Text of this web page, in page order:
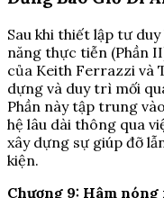
Sau khi thiết lập tư
năng thực tiễn (Phần
của Keith Ferrazzi và
dựng và duy trì mối
Phần này tập trung
hệ lâu dài thông qua
xây dựng sự giúp đỡ
kiện.
Chương 9: Hâm